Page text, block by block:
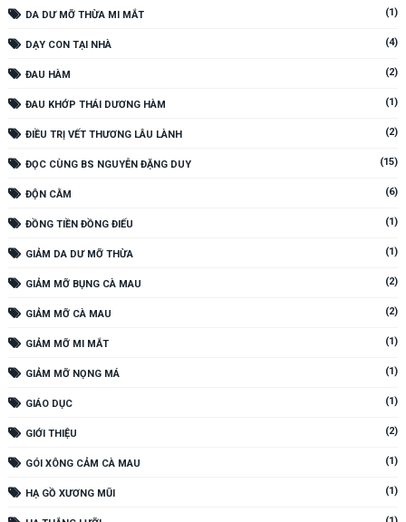
DA DƯ MỠ THỪA MI MẮT (1)
DẠY CON TẠI NHÀ (4)
ĐAU HÀM (2)
ĐAU KHỚP THÁI DƯƠNG HÀM (1)
ĐIỀU TRỊ VẾT THƯƠNG LÂU LÀNH (2)
ĐỌC CÙNG BS NGUYỄN ĐẶNG DUY (15)
ĐỘN CẰM (6)
ĐỒNG TIỀN ĐỒNG ĐIẾU (1)
GIẢM DA DƯ MỠ THỪA (1)
GIẢM MỠ BỤNG CÀ MAU (2)
GIẢM MỠ CÀ MAU (2)
GIẢM MỠ MI MẮT (1)
GIẢM MỠ NỌNG MÁ (1)
GIÁO DỤC (1)
GIỚI THIỆU (2)
GÓI XÔNG CẢM CÀ MAU (1)
HẠ GỒ XƯƠNG MŨI (1)